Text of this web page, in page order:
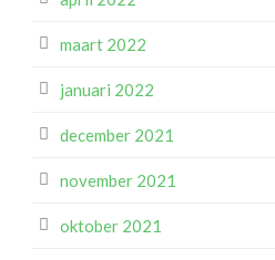
maart 2022
januari 2022
december 2021
november 2021
oktober 2021